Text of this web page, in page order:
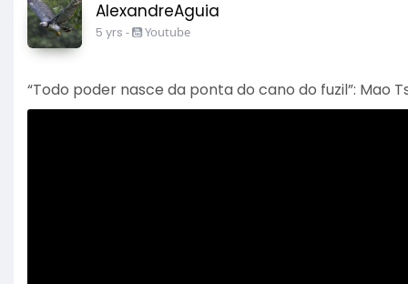
AlexandreAguia
5 yrs - Youtube
“Todo poder nasce da ponta do cano do fuzil”: Mao